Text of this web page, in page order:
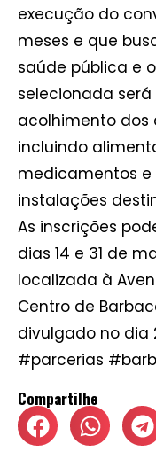
execução do
meses e que
saúde pública e
selecionada
acolhimento dos
incluindo
medicamentos
instalações
As inscrições
dias 14 e 31 de
localizada à
Centro de
divulgado no dia
#parcerias
Compartilhe